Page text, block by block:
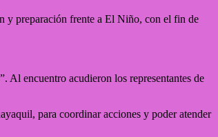
y preparación frente a El Niño, con el fin de
Al encuentro acudieron los representantes de
para coordinar acciones y poder atender